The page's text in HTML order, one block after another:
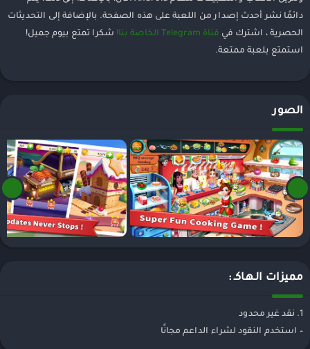
دائمًا نشر أحدث إصدار من اللعبة على هذه الصفحة. بالإضافة إلى التحديثات
الحصرية ، اشترك في قناة Telegram الخاصة بنا!
شكرا تمتع بيوم جميل!
استمتع بلعبة ممتعة.
الصور
مميزات الـهـاكـ :
1. نقد غير محدود
– استخدم النقود لشراء الداعم مجانًا